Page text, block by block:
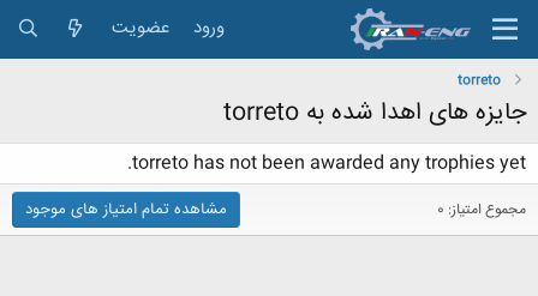
ورود عضویت
torreto
جایزه های اهدا شده به torreto
torreto has not been awarded any trophies yet.
مجموع امتیاز: 0 مشاهده تمام امتیاز های موجود